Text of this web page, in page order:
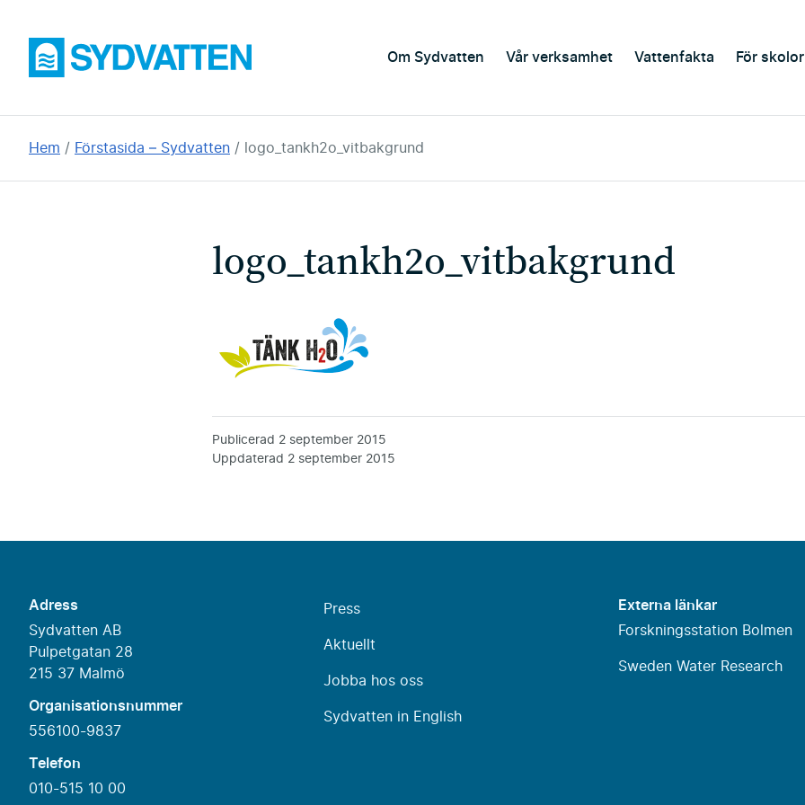
huvudinnehållet
Sydvatten Om Sydvatten Vår verksamhet Vattenfakta För skolor
Du
Hem Förstasida – Sydvatten logo_tankh2o_vitbakgrund
logo_tankh2o_vitbakgrund
Publicerad 2 september 2015
Uppdaterad 2 september 2015
Adress
Sydvatten AB
Pulpetgatan 28
215 37 Malmö
Organisationsnummer
556100-9837
Telefon
010-515 10 00
Press
Aktuellt
Jobba hos oss
Sydvatten in English
Externa länkar
Forskningsstation Bolmen
Sweden Water Research